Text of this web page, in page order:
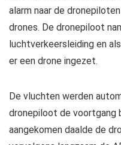
alarm naar de
drones. De dronepiloot
luchtverkeersleiding en
er een drone ingezet.
De vluchten werden
dronepiloot de voortgang
aangekomen daalde de